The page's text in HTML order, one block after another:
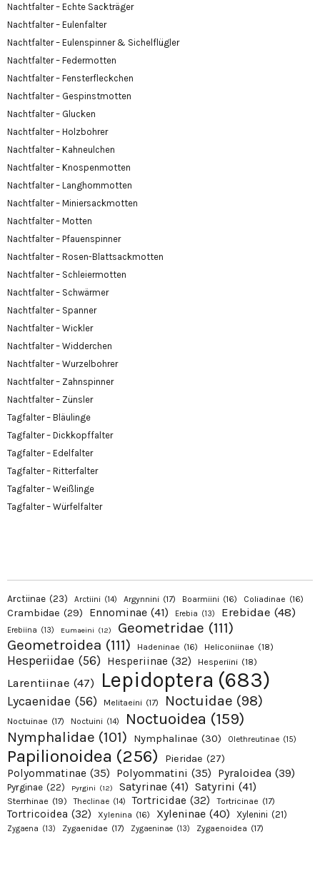
Nachtfalter – Echte Sackträger
Nachtfalter – Eulenfalter
Nachtfalter – Eulenspinner & Sichelflügler
Nachtfalter – Federmotten
Nachtfalter – Fensterfleckchen
Nachtfalter – Gespinstmotten
Nachtfalter – Glucken
Nachtfalter – Holzbohrer
Nachtfalter – Kahneulchen
Nachtfalter – Knospenmotten
Nachtfalter – Langhornmotten
Nachtfalter – Miniersackmotten
Nachtfalter – Motten
Nachtfalter – Pfauenspinner
Nachtfalter – Rosen-Blattsackmotten
Nachtfalter – Schleiermotten
Nachtfalter – Schwärmer
Nachtfalter – Spanner
Nachtfalter – Wickler
Nachtfalter – Widderchen
Nachtfalter – Wurzelbohrer
Nachtfalter – Zahnspinner
Nachtfalter – Zünsler
Tagfalter – Bläulinge
Tagfalter – Dickkopffalter
Tagfalter – Edelfalter
Tagfalter – Ritterfalter
Tagfalter – Weißlinge
Tagfalter – Würfelfalter
Arctiinae (23) Arctiini (14) Argynnini (17) Boarmiini (16) Coliadinae (16)
Crambidae (29) Ennominae (41) Erebia (13) Erebidae (48)
Erebiina (13) Eumaeini (12) Geometridae (111)
Geometroidea (111) Hadeninae (16) Heliconiinae (18)
Hesperiidae (56) Hesperiinae (32) Hesperiini (18)
Larentiinae (47) Lepidoptera (683)
Lycaenidae (56) Melitaeini (17) Noctuidae (98)
Noctuinae (17) Noctuini (14) Noctuoidea (159)
Nymphalidae (101) Nymphalinae (30) Olethreutinae (15)
Papilionoidea (256) Pieridae (27)
Polyommatinae (35) Polyommatini (35) Pyraloidea (39)
Pyrginae (22) Pyrgini (12) Satyrinae (41) Satyrini (41)
Sterrhinae (19) Theclinae (14) Tortricidae (32) Tortricinae (17)
Tortricoidea (32) Xylenina (16) Xyleninae (40) Xylenini (21)
Zygaena (13) Zygaenidae (17) Zygaeninae (13) Zygaenoidea (17)